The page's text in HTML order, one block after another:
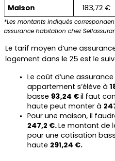
Maison 183,72 €
*Les montants indiqués
assurance habitation chez
Le tarif moyen d’une
logement dans le 25 est le
Le coût d’une
appartement s’élève à
basse 93,24 € il faut
haute peut monter à
247,2 €. Le montant de
pour une cotisation
haute 291,24 €.